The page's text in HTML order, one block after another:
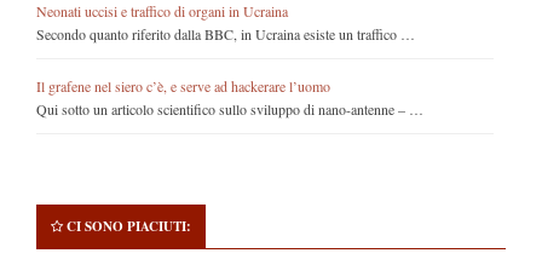
Neonati uccisi e traffico di organi in Ucraina
Secondo quanto riferito dalla BBC, in Ucraina esiste un traffico …
Il grafene nel siero c’è, e serve ad hackerare l’uomo
Qui sotto un articolo scientifico sullo sviluppo di nano-antenne – …
CI SONO PIACIUTI: